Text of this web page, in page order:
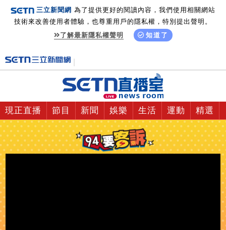
三立新聞網 為了提供更好的閱讀內容，我們使用相關網站
技術來改善使用者體驗，也尊重用戶的隱私權，特別提出聲明。
了解最新隱私權聲明
知道了
現正直播 節目 新聞 娛樂 生活 運動 精選